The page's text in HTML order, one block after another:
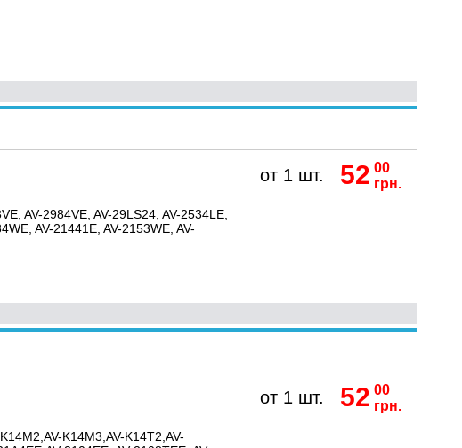
AV-2984VE, AV-29LS24, AV-2534LE,
AV-21441E, AV-2153WE, AV-
от 1 шт. 52 00
грн.
K14M3,AV-K14T2,AV-
от 1 шт. 52 00
грн.